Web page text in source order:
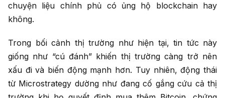
chuyện liệu chính phủ có ủng hộ blockchain hay
không.
Trong bối cảnh thị trường như hiện tại, tin tức này
giống như “cú đánh” khiến thị trường càng trở nên
xấu đi và biến động mạnh hơn. Tuy nhiên, động thái
từ Microstrategy dường như đang cố gắng cứu cả thị